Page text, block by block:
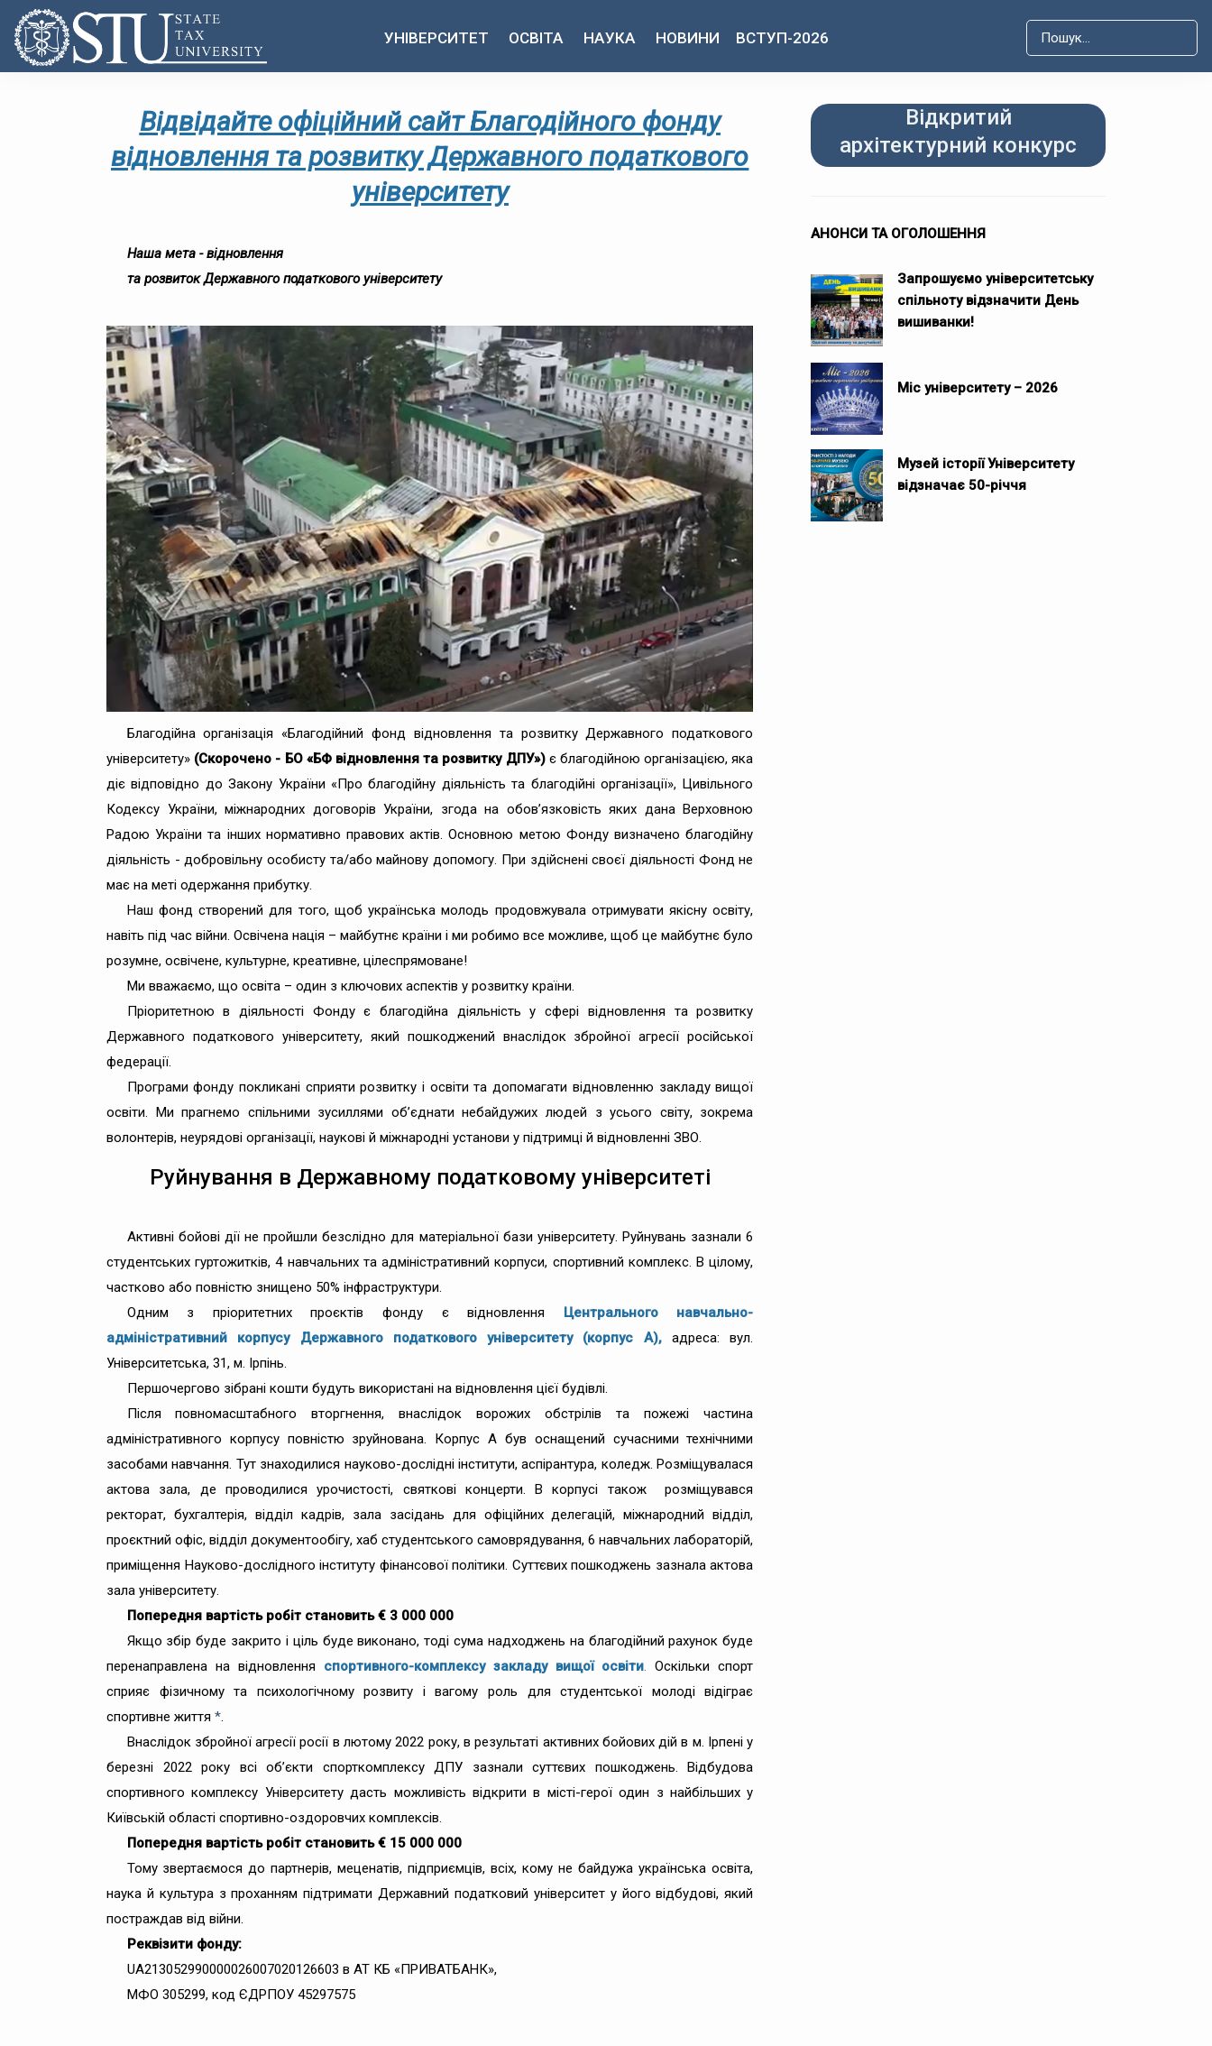
УНІВЕРСИТЕТ ОСВІТА НАУКА НОВИНИ ВСТУП-2026
Відвідайте офіційний сайт Благодійного фонду
відновлення та розвитку Державного податкового
університету
Наша мета - відновлення
та розвиток Державного податкового університету
Благодійна організація «Благодійний фонд відновлення та розвитку Державного податкового
університету» (Скорочено - БО «БФ відновлення та розвитку ДПУ»)є благодійною організацією, яка
діє відповідно до Закону України «Про благодійну діяльність та благодійні організації», Цивільного
Кодексу України, міжнародних договорів України, згода на обов’язковість яких дана Верховною
Радою України та інших нормативно правових актів. Основною метою Фонду визначено благодійну
діяльність - добровільну особисту та/або майнову допомогу. При здійснені своєї діяльності Фонд не
має на меті одержання прибутку.
Наш фонд створений для того, щоб українська молодь продовжувала отримувати якісну освіту,
навіть під час війни. Освічена нація – майбутнє країни і ми робимо все можливе, щоб це майбутнє було
розумне, освічене, культурне, креативне, цілеспрямоване!
Ми вважаємо, що освіта – один з ключових аспектів у розвитку країни.
Пріоритетною в діяльності Фонду є благодійна діяльність у сфері відновлення та розвитку
Державного податкового університету, який пошкоджений внаслідок збройної агресії російської
федерації.
Програми фонду покликані сприяти розвитку і освіти та допомагати відновленню закладу вищої
освіти. Ми прагнемо спільними зусиллями об’єднати небайдужих людей з усього світу, зокрема
волонтерів, неурядові організації, наукові й міжнародні установи у підтримці й відновленні ЗВО.
Руйнування в Державному податковому університеті
Активні бойові дії не пройшли безслідно для матеріальної бази університету. Руйнувань зазнали 6
студентських гуртожитків, 4 навчальних та адміністративний корпуси, спортивний комплекс. В цілому,
частково або повністю знищено 50% інфраструктури.
Одним з пріоритетних проєктів фонду є відновлення Центрального навчально-
адміністративний корпусу Державного податкового університету (корпус А),
адреса: вул.
Університетська, 31, м. Ірпінь.
Першочергово зібрані кошти будуть використані на відновлення цієї будівлі.
Після повномасштабного вторгнення, внаслідок ворожих обстрілів та пожежі частина
адміністративного корпусу повністю зруйнована. Корпус А був оснащений сучасними технічними
засобами навчання. Тут знаходилися науково-дослідні інститути, аспірантура, коледж. Розміщувалася
актова зала, де проводилися урочистості, святкові концерти. В корпусі також розміщувався
ректорат, бухгалтерія, відділ кадрів, зала засідань для офіційних делегацій, міжнародний відділ,
проєктний офіс, відділ документообігу, хаб студентського самоврядування, 6 навчальних лабораторій,
приміщення Науково-дослідного інституту фінансової політики. Суттєвих пошкоджень зазнала актова
зала університету.
Попередня вартість робіт становить € 3 000 000
Якщо збір буде закрито і ціль буде виконано, тоді сума надходжень на благодійний рахунок буде
перенаправлена на відновлення
спортивного-комплексу закладу вищої освіти. Оскільки спорт
сприяє фізичному та психологічному розвиту і вагому роль для студентської молоді відіграє
спортивне життя *.
Внаслідок збройної агресії росії в лютому 2022 року, в результаті активних бойових дій в м. Ірпені у
березні 2022 року всі об’єкти спорткомплексу ДПУ зазнали суттєвих пошкоджень. Відбудова
спортивного комплексу Університету дасть можливість відкрити в місті-герої один з найбільших у
Київській області спортивно-оздоровчих комплексів.
Попередня вартість робіт становить € 15 000 000
Тому звертаємося до партнерів, меценатів, підприємців, всіх, кому не байдужа українська освіта,
наука й культура з проханням підтримати Державний податковий університет у його відбудові, який
постраждав від війни.
Реквізити фонду:
UA213052990000026007020126603 в АТ КБ «ПРИВАТБАНК»,
МФО 305299, код ЄДРПОУ 45297575
Відкритий
архітектурний конкурс
АНОНСИ ТА ОГОЛОШЕННЯ
Запрошуємо університетську
спільноту відзначити День
вишиванки!
Міс університету – 2026
Музей історії Університету
відзначає 50-річчя